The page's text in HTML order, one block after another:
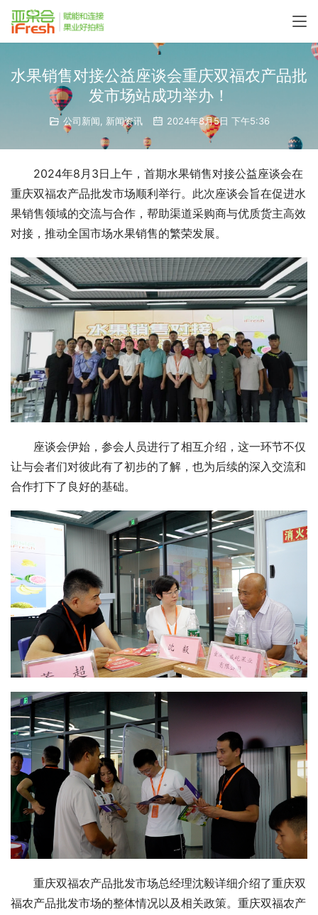
水果销售对接公益座谈会重庆双福农产品批
发市场站成功举办！
公司新闻 新闻资讯 2024年8月5日 下午5:36
2024年8月3日上午，首期水果销售对接公益座谈会在
重庆双福农产品批发市场顺利举行。此次座谈会旨在促进水
果销售领域的交流与合作，帮助渠道采购商与优质货主高效
对接，推动全国市场水果销售的繁荣发展。
座谈会伊始，参会人员进行了相互介绍，这一环节不仅
让与会者们对彼此有了初步的了解，也为后续的深入交流和
合作打下了良好的基础。
重庆双福农产品批发市场总经理沈毅详细介绍了重庆双
福农产品批发市场的整体情况以及相关政策。重庆双福农产